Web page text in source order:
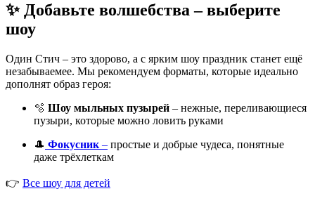
✨ Добавьте волшебства – выберите
шоу
Один Стич – это здорово, а с ярким шоу праздник станет ещё
незабываемее. Мы рекомендуем форматы, которые идеально
дополнят образ героя:
🫧 Шоу мыльных пузырей – нежные, переливающиеся
пузыри, которые можно ловить руками
🎩 Фокусник – простые и добрые чудеса, понятные
даже трёхлеткам
👉 Все шоу для детей